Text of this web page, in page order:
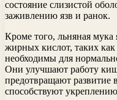
состояние слизистой
заживлению язв и ранок.
Кроме того, льняная мука
жирных кислот, таких
необходимы для
Они улучшают работу
предотвращают развитие
способствуют